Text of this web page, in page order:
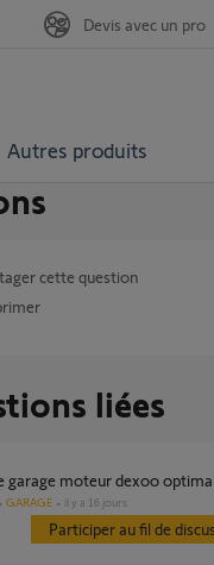
Autres produits
Devis avec un pro
cette question
liées
garage moteur dexoo
GARAGE il y a 16 jours
Participer au fil de